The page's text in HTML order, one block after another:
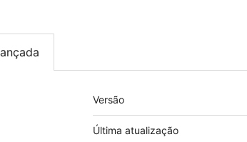
Meta
Versão
Última atualização